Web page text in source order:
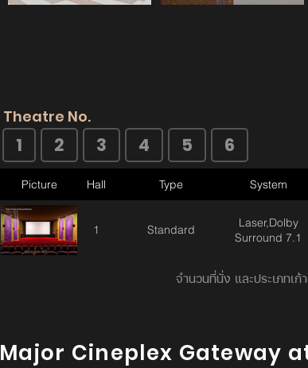
Theatre No.
1 2 3 4 5 6
Picture Hall Type System
1 Standard
Laser,Dolby
Surround 7.1
จำนวนที่นั่ง และประเภทเ
Major Cineplex Gateway